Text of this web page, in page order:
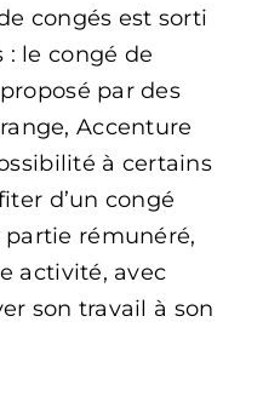
congés est sorti
le congé de
par des
Accenture
à certains
d’un congé
rémunéré,
activité, avec
son travail à son